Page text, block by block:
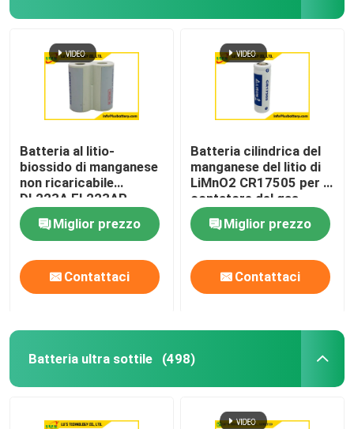
Batteria al litio-
biossido di manganese
non ricaricabile
DL223A EL223AP
Miglior prezzo
Contattaci
Batteria cilindrica del
manganese del litio di
LiMnO2 CR17505 per il
contatore del gas
dell'acqua
Miglior prezzo
Contattaci
Batteria ultra sottile (498)